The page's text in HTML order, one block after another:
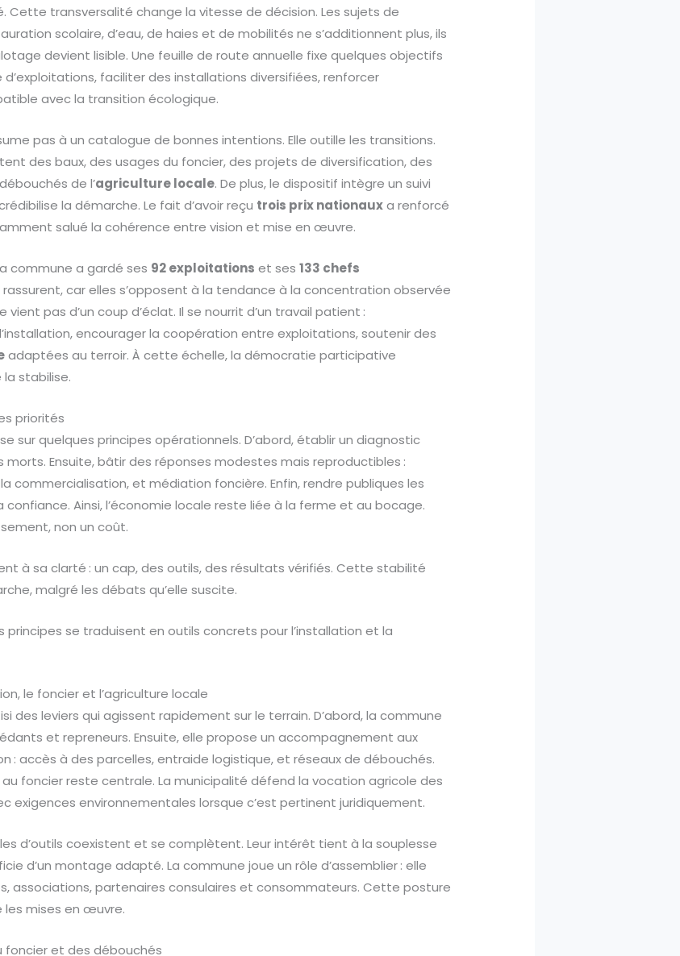
Cette transversalité change la vitesse de décision. Les sujets de
scolaire, d’eau, de haies et de mobilités ne s’additionnent plus, ils
devient lisible. Une feuille de route annuelle fixe quelques objectifs
faciliter des installations diversifiées, renforcer
avec la transition écologique.
pas à un catalogue de bonnes intentions. Elle outille les transitions.
des baux, des usages du foncier, des projets de diversification, des
de l’agriculture locale. De plus, le dispositif intègre un suivi
la démarche. Le fait d’avoir reçu trois prix nationauxa renforcé
salué la cohérence entre vision et mise en œuvre.
commune a gardé ses 92 exploitations et ses133 chefs
rassurent, car elles s’opposent à la tendance à la concentration observée
pas d’un coup d’éclat. Il se nourrit d’un travail patient :
encourager la coopération entre exploitations, soutenir des
adaptées au terroir. À cette échelle, la démocratie participative
la stabilise.
priorités
sur quelques principes opérationnels. D’abord, établir un diagnostic
Ensuite, bâtir des réponses modestes mais reproductibles :
commercialisation, et médiation foncière. Enfin, rendre publiques les
confiance. Ainsi, l’économie locale reste liée à la ferme et au bocage.
non un coût.
à sa clarté : un cap, des outils, des résultats vérifiés. Cette stabilité
malgré les débats qu’elle suscite.
se traduisent en outils concrets pour l’installation et la
le foncier et l’agriculture locale
des leviers qui agissent rapidement sur le terrain. D’abord, la commune
et repreneurs. Ensuite, elle propose un accompagnement aux
: accès à des parcelles, entraide logistique, et réseaux de débouchés.
foncier reste centrale. La municipalité défend la vocation agricole des
exigences environnementales lorsque c’est pertinent juridiquement.
d’outils coexistent et se complètent. Leur intérêt tient à la souplesse
d’un montage adapté. La commune joue un rôle d’assemblier : elle
associations, partenaires consulaires et consommateurs. Cette posture
mises en œuvre.
foncier et des débouchés